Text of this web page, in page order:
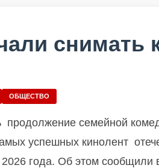
снимать
ОБЩЕСТВО
продолжение семейной
успешных кинолент
года. Об этом сообщили